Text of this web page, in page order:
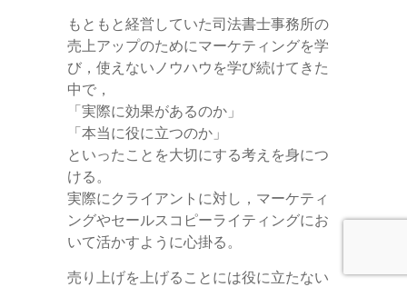
もともと経営していた司法書士事務所の
売上アップのためにマーケティングを学
び，使えないノウハウを学び続けてきた
中で，
「実際に効果があるのか」
「本当に役に立つのか」
といったことを大切にする考えを身につ
ける。
実際にクライアントに対し，マーケティ
ングやセールスコピーライティングにお
いて活かすように心掛る。
売り上げを上げることには役に立たない